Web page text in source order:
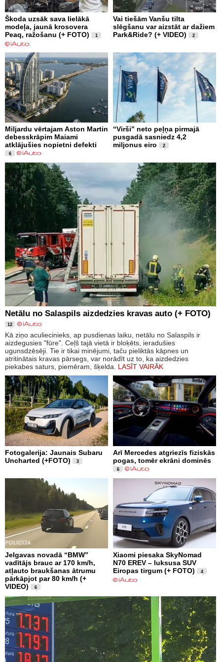
Škoda uzsāk sava lielākā
modeļa, jaunā krosovera
Peaq, ražošanu (+ FOTO)
1
Vai tiešām Vanšu tilta
slēgšanu var aizstāt ar dažiem
Park&Ride? (+ VIDEO)
2
Miljardu vērtajam Aston Martin
debesskrāpim Maiami
atklājušies nopietni defekti
6
“Virši” neto peļņa pirmajā
pusgadā sasniedz 4,2
miljonus eiro
2
Netālu no Salaspils aizdedzies kravas auto (+ FOTO)
12
Kā ziņo aculiecinieks, ap pusdienas laiku, netālu no Salaspils ir
aizdegusies "fūre". Ceļš tajā vietā ir bloķēts, ieradušies
ugunsdzēsēji. Tie ir tikai minējumi, taču pieliktās kāpnes un
atritinātais kravas pārsegs, var norādīt uz to, ka aizdedzies
piekabes saturs, piemēram, šķelda. LASĪT VAIRĀK
Fotogalerija: Jaunais Subaru
Uncharted (+FOTO)
3
Arī Mercedes atgriezīs fiziskās
pogas, tomēr ekrāni dominēs
6
Jelgavas novadā “BMW”
vadītājs brauc ar 170 km/h,
atļauto braukšanas ātrumu
pārkāpjot par 80 km/h (+
VIDEO)
6
Xiaomi piesaka SkyNomad
N70 EREV – luksusa SUV
Eiropas tirgum (+ FOTO)
4